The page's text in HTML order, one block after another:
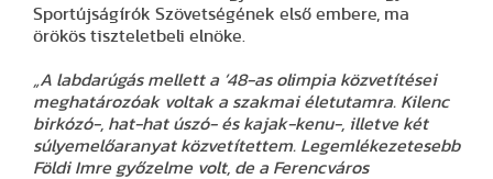
Sportújságírók Szövetségének első embere, ma
örökös tiszteletbeli elnöke.
„A labdarúgás mellett a ’48-as olimpia közvetítései
meghatározóak voltak a szakmai életutamra. Kilenc
birkózó-, hat-hat úszó- és kajak-kenu-, illetve két
súlyemelőaranyat közvetítettem. Legemlékezetesebb
Földi Imre győzelme volt, de a Ferencváros